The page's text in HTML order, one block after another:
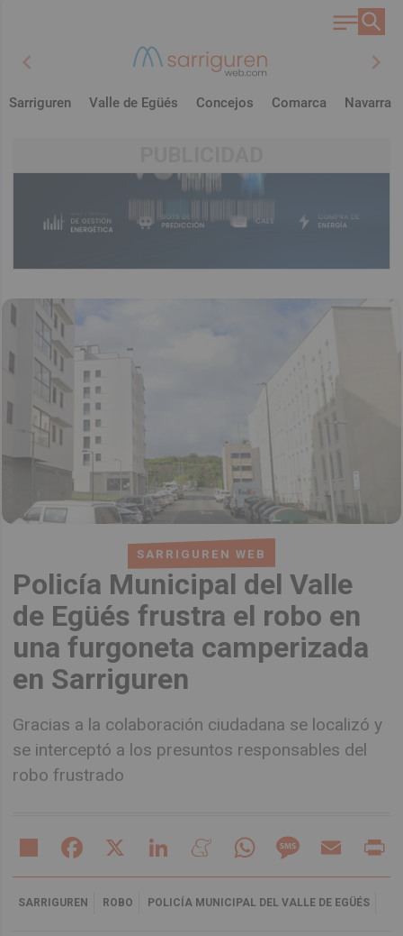
chevron_left chevron_right
Sarriguren Valle de Egüés Concejos Comarca Navarra
SARRIGUREN WEB
Policía Municipal del Valle
de Egüés frustra el robo en
una furgoneta camperizada
en Sarriguren
Gracias a la colaboración ciudadana se localizó y
se interceptó a los presuntos responsables del
robo frustrado
Share Facebook LinkedIn MeneameWhatsAppMessageEmail
SARRIGUREN ROBO POLICÍA MUNICIPAL DEL VALLE DE EGÜÉS